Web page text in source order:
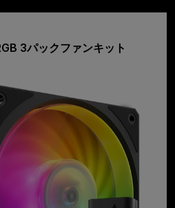
3パックファンキット